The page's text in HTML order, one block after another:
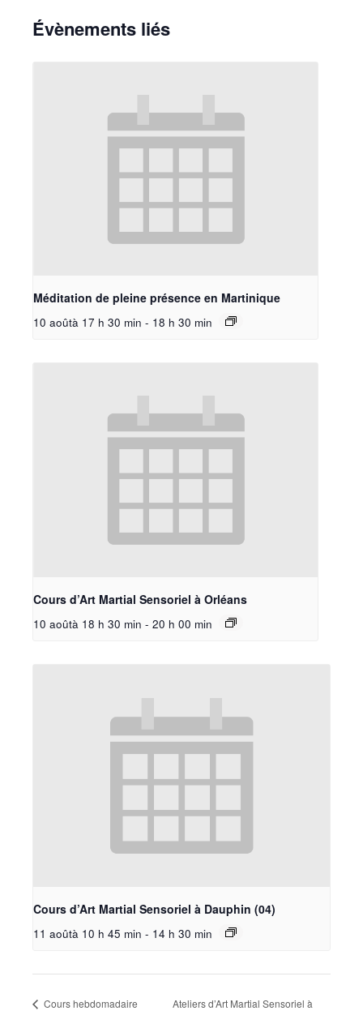
Évènements liés
Méditation de pleine présence en Martinique
10 aoûtà 17 h 30 min - 18 h 30 min
Cours d’Art Martial Sensoriel à Orléans
10 aoûtà 18 h 30 min - 20 h 00 min
Cours d’Art Martial Sensoriel à Dauphin (04)
11 aoûtà 10 h 45 min - 14 h 30 min
Cours hebdomadaire Ateliers d’Art Martial Sensoriel à